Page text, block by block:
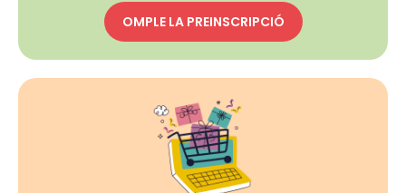
OMPLE LA PREINSCRIPCIÓ